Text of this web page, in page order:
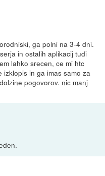
ga polni na 3-4 dni.
in ostalih aplikacij tudi
lahko srecen, ce mi htc
in ga imas samo za
pogovorov. nic manj